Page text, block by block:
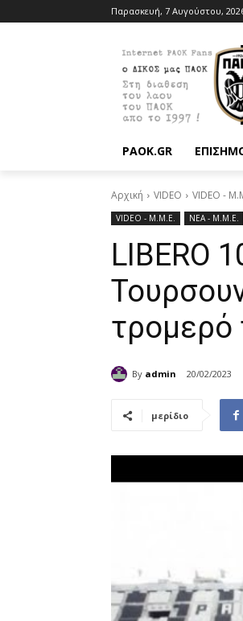
Παρασκευή, 7 Αυγούστου,
PAOK.GR
Αρχική VIDEO VIDEO -
VIDEO - Μ.Μ.Ε. ΝΕΑ - Μ.Μ.Ε.
LIBERO
τρομερό
By admin 20/02/2023
μερίδιο